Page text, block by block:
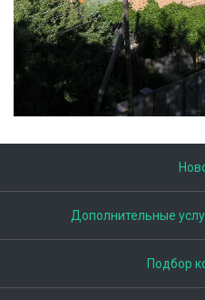
Дополнительные
Подбор